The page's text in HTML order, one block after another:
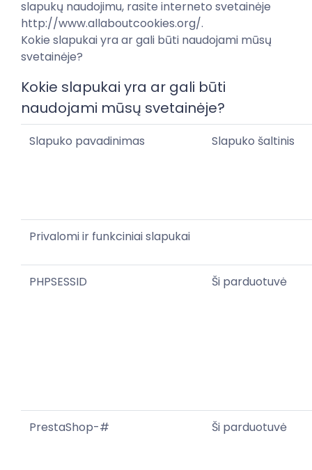
slapukų naudojimu, rasite interneto svetainėje
http://www.allaboutcookies.org/.
Kokie slapukai yra ar gali būti naudojami mūsų
svetainėje?
Kokie slapukai yra ar gali būti
naudojami mūsų svetainėje?
Slapuko pavadinimas Slapuko šaltinis
Privalomi ir funkciniai slapukai
PHPSESSID Ši parduotuvė
PrestaShop-# Ši parduotuvė